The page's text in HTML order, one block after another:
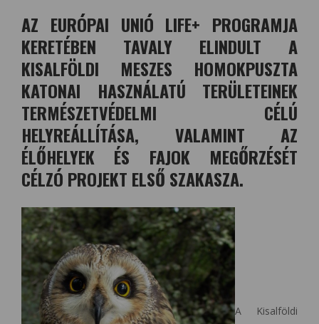
AZ EURÓPAI UNIÓ LIFE+ PROGRAMJA
KERETÉBEN TAVALY ELINDULT A
KISALFÖLDI MESZES HOMOKPUSZTA
KATONAI HASZNÁLATÚ TERÜLETEINEK
TERMÉSZETVÉDELMI CÉLÚ
HELYREÁLLÍTÁSA, VALAMINT AZ
ÉLŐHELYEK ÉS FAJOK MEGŐRZÉSÉT
CÉLZÓ PROJEKT ELSŐ SZAKASZA.
A Kisalföldi